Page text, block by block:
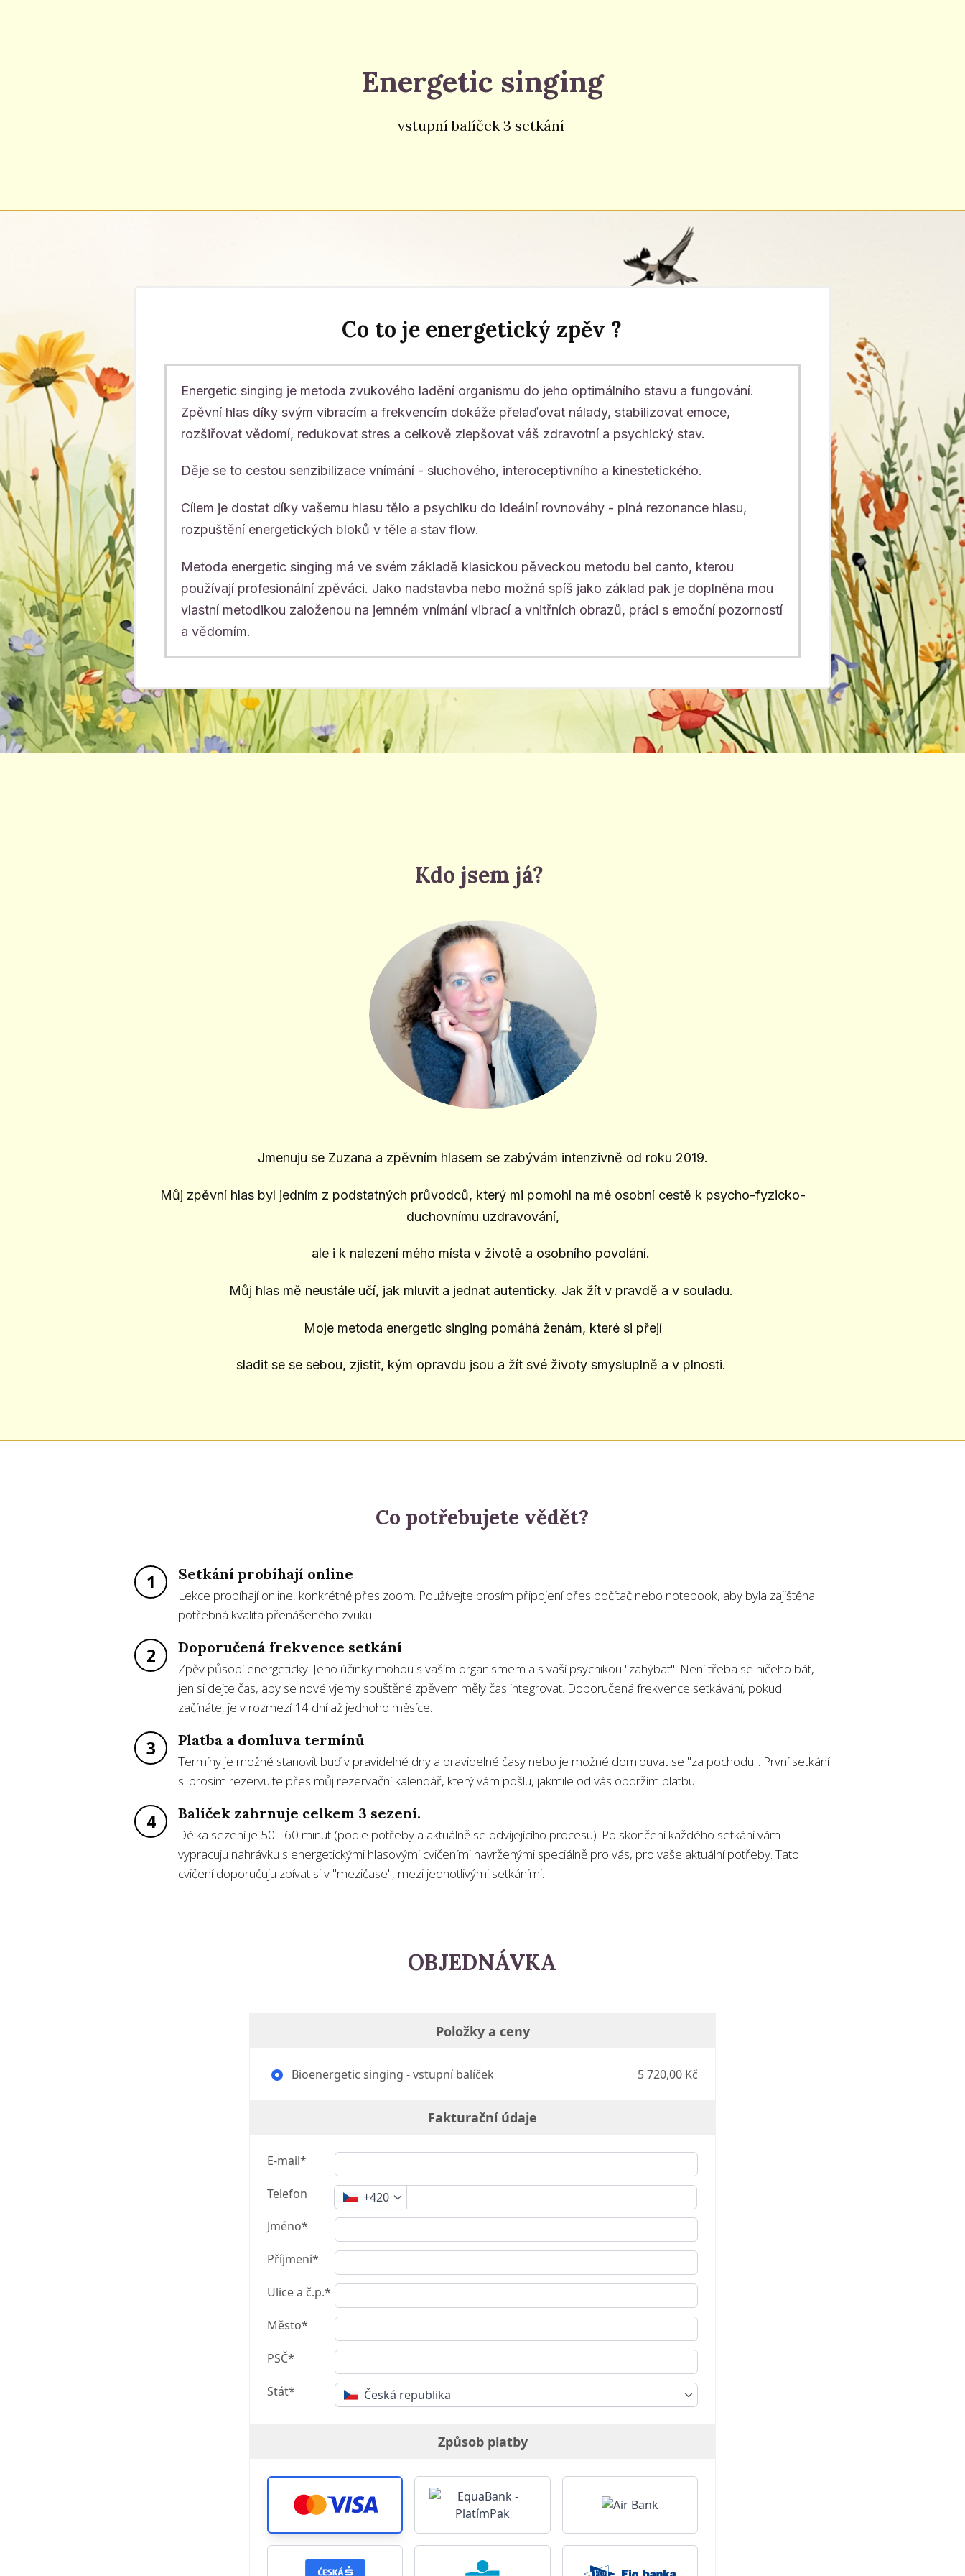
Energetic singing
vstupní balíček 3 setkání
Co to je energetický zpěv ?
Energetic singing je metoda zvukového ladění organismu do jeho optimálního stavu a fungování.
Zpěvní hlas díky svým vibracím a frekvencím dokáže přelaďovat nálady, stabilizovat emoce,
rozšiřovat vědomí, redukovat stres a celkově zlepšovat váš zdravotní a psychický stav.
Děje se to cestou senzibilizace vnímání - sluchového, interoceptivního a kinestetického.
Cílem je dostat díky vašemu hlasu tělo a psychiku do ideální rovnováhy - plná rezonance hlasu,
rozpuštění energetických bloků v těle a stav flow.
Metoda energetic singing má ve svém základě klasickou pěveckou metodu bel canto, kterou
používají profesionální zpěváci. Jako nadstavba nebo možná spíš jako základ pak je doplněna mou
vlastní metodikou založenou na jemném vnímání vibrací a vnitřních obrazů, práci s emoční pozorností
a vědomím.
Kdo jsem já?
Jmenuju se Zuzana a zpěvním hlasem se zabývám intenzivně od roku 2019.
Můj zpěvní hlas byl jedním z podstatných průvodců, který mi pomohl na mé osobní cestě k psycho-fyzicko-
duchovnímu uzdravování,
ale i k nalezení mého místa v životě a osobního povolání.
Můj hlas mě neustále učí, jak mluvit a jednat autenticky. Jak žít v pravdě a v souladu.
Moje metoda energetic singing pomáhá ženám, které si přejí
sladit se se sebou, zjistit, kým opravdu jsou a žít své životy smysluplně a v plnosti.
Co potřebujete vědět?
1 Setkání probíhají online
Lekce probíhají online, konkrétně přes zoom. Používejte prosím připojení přes počítač nebo notebook, aby byla zajištěna
potřebná kvalita přenášeného zvuku.
2 Doporučená frekvence setkání
Zpěv působí energeticky. Jeho účinky mohou s vaším organismem a s vaší psychikou "zahýbat". Není třeba se ničeho bát,
jen si dejte čas, aby se nové vjemy spuštěné zpěvem měly čas integrovat. Doporučená frekvence setkávání, pokud
začínáte, je v rozmezí 14 dní až jednoho měsíce.
3 Platba a domluva termínů
Termíny je možné stanovit buď v pravidelné dny a pravidelné časy nebo je možné domlouvat se "za pochodu". První setkání
si prosím rezervujte přes můj rezervační kalendář, který vám pošlu, jakmile od vás obdržím platbu.
4 Balíček zahrnuje celkem 3 sezení.
Délka sezení je 50 - 60 minut (podle potřeby a aktuálně se odvíjejícího procesu). Po skončení každého setkání vám
vypracuju nahrávku s energetickými hlasovými cvičeními navrženými speciálně pro vás, pro vaše aktuální potřeby. Tato
cvičení doporučuju zpívat si v "mezičase", mezi jednotlivými setkáními.
OBJEDNÁVKA
Položky a ceny
Bioenergetic singing - vstupní balíček 5 720,00 Kč
Fakturační údaje
E-mail*
Telefon
+420
Jméno*
Příjmení*
Ulice a č.p.*
Město*
PSČ*
Stát* Česká republika
Způsob platby